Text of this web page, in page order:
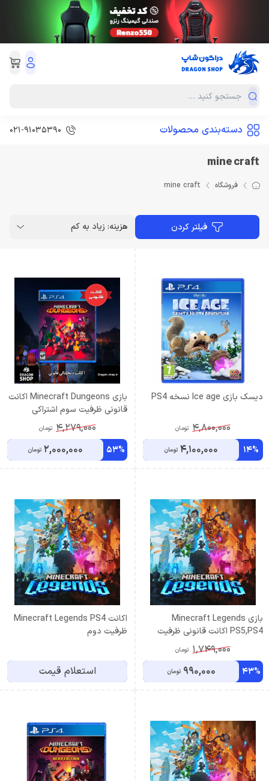
دسته‌بندی محصولات 021-91035390
mine craft
فروشگاه mine craft
فیلتر کردن هزینه: زیاد به کم
دیسک بازی Ice age نسخه PS4
4,800,000 تومان
14%
4,100,000 تومان
بازی Minecraft Dungeons اکانت
قانونی ظرفیت سوم اشتراکی
4,279,000 تومان
53%
2,000,000 تومان
بازی Minecraft Legends
PS5,PS4 اکانت قانونی ظرفیت
سوم اشتراکی1,749,000 تومان
43%
990,000 تومان
اكانت Minecraft Legends PS4
ظرفيت دوم
استعلام قیمت